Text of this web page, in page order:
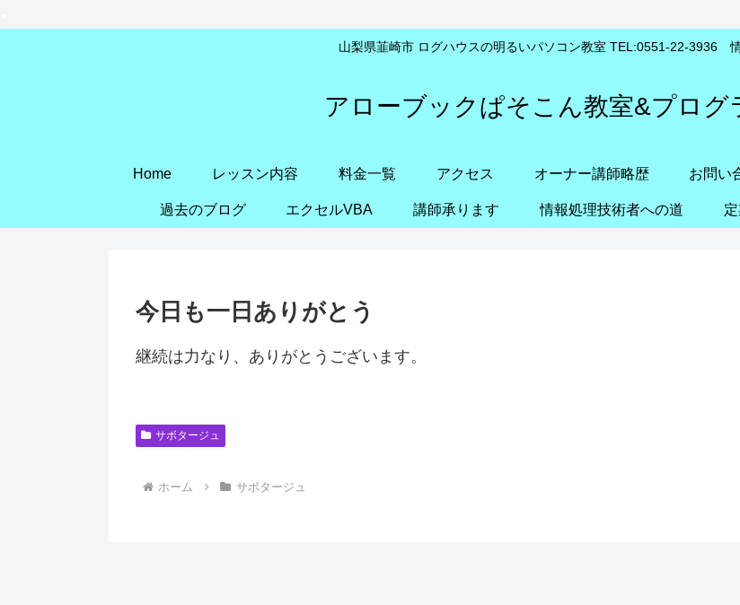
山梨県韮崎市 ログハウスの明るいパソコン教室 TEL:0551-22-3936
アローブックぱそこん教室&プログ
Home レッスン内容 料金一覧 アクセス オーナー講師略歴 お問い
過去のブログ エクセルVBA 講師承ります 情報処理技術者への道
今日も一日ありがとう
継続は力なり、ありがとうございます。
サボタージュ
ホーム サボタージュ